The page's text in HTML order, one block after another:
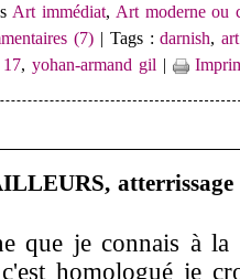
Art immédiat, Art moderne ou
(7) | Tags :darnish,
,yohan-armand gil|
je connais à la
homologué je